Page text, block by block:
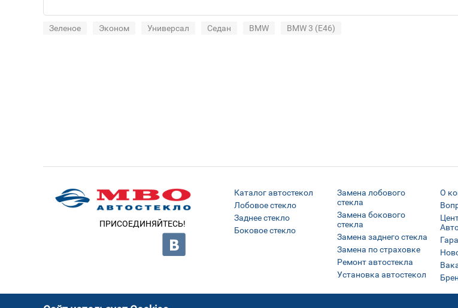
Зеленое Эконом Универсал Седан BMW BMW 3 (E46)
ПРИСОЕДИНЯЙТЕСЬ!
Каталог автостекол
Лобовое стекло
Заднее стекло
Боковое стекло
Замена лобового
стекла
Замена бокового
стекла
Замена заднего стекла
Замена по страховке
Ремонт автостекла
Установка автостекол
О